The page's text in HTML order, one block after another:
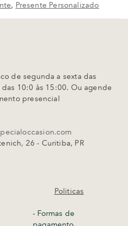
, Presente Personalizado
de segunda a sexta das
10:0 às 15:00. Ou agende
presencial
26 - Curitiba, PR
Politicas
- Formas de